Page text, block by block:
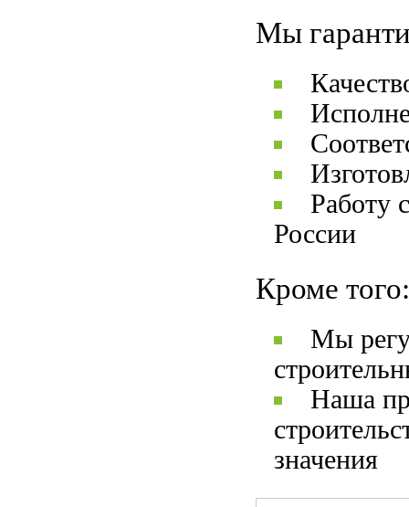
Мы
Работу
России
Кроме того:
Мы
Наша
значения